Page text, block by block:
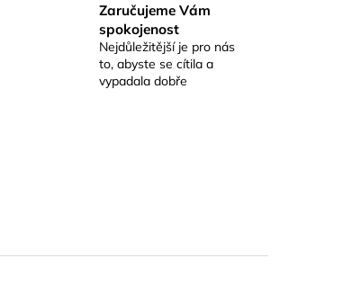
Zaručujeme Vám
spokojenost
Nejdůležitější je pro nás
to, abyste se cítila a
vypadala dobře